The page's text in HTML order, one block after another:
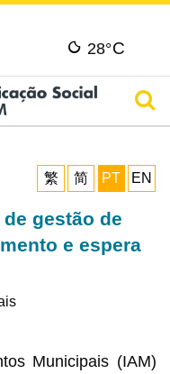
28°C
繁
简 PT EN
gestão de
e espera
Municipais (IAM)